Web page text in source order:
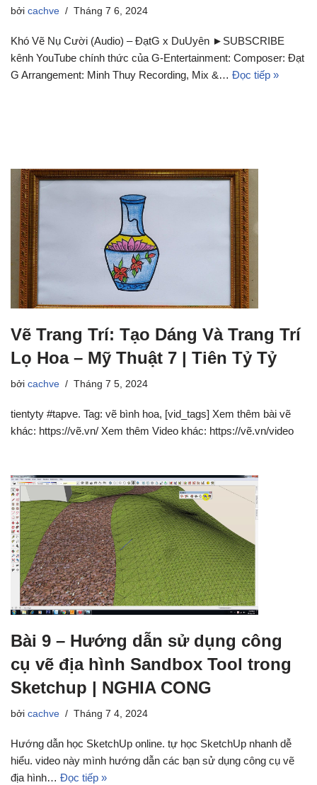
bởi cachve Tháng 7 6, 2024
Khó Vẽ Nụ Cười (Audio) – ĐạtG x DuUyên ►SUBSCRIBE
kênh YouTube chính thức của G-Entertainment: Composer: Đạt
G Arrangement: Minh Thuy Recording, Mix &… Đọc tiếp »
Vẽ Trang Trí: Tạo Dáng Và Trang Trí
Lọ Hoa – Mỹ Thuật 7 | Tiên Tỷ Tỷ
bởi cachve Tháng 7 5, 2024
tientyty #tapve. Tag: vẽ bình hoa, [vid_tags] Xem thêm bài vẽ
khác: https://vẽ.vn/ Xem thêm Video khác: https://vẽ.vn/video
Bài 9 – Hướng dẫn sử dụng công
cụ vẽ địa hình Sandbox Tool trong
Sketchup | NGHIA CONG
bởi cachve Tháng 7 4, 2024
Hướng dẫn học SketchUp online. tự học SketchUp nhanh dễ
hiểu. video này mình hướng dẫn các bạn sử dụng công cụ vẽ
địa hình… Đọc tiếp »